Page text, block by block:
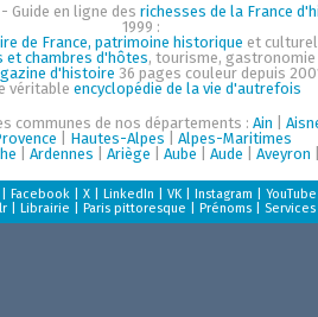
- Guide en ligne des richesses de la France
1999 :
de France, patrimoine historique et
et chambres d'hôtes, tourisme, gastronomie
d'histoire 36 pages couleur depuis
véritableencyclopédie de la vie d'autrefois
communes de nos départements :Ain |
Hautes-Alpes
Alpes-Maritimes
|Ardennes |Ariège |Aube |Aude |Aveyron
|Facebook |X |LinkedIn |VK |Instagram |YouTube
|Librairie |Paris pittoresque |Prénoms Services